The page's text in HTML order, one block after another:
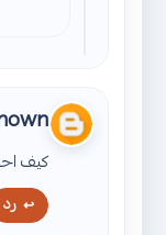
كيف
رد